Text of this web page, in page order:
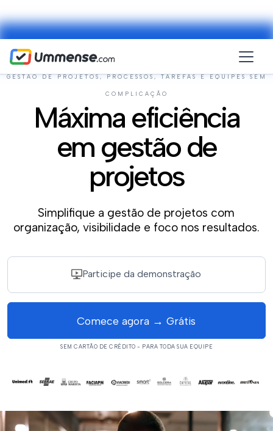
GESTÃO DE PROJETOS, PROCESSOS, TAREFAS E EQUIPES SEM
COMPLICAÇÃO
Máxima eficiência
em gestão de
projetos
Simplifique a gestão de projetos com
organização, visibilidade e foco nos resultados.
Participe da demonstração
Comece agora → Grátis
SEM CARTÃO DE CRÉDITO - PARA TODA SUA EQUIPE